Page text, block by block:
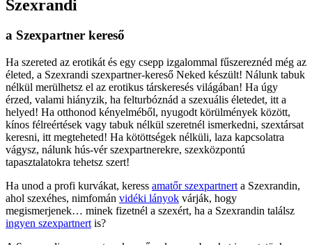
Szexrandi
a Szexpartner kereső
Ha szereted az erotikát és egy csepp izgalommal fűszereznéd még az
életed, a Szexrandi szexpartner-kereső Neked készült! Nálunk tabuk
nélkül merülhetsz el az erotikus társkeresés világában! Ha úgy
érzed, valami hiányzik, ha felturbóznád a szexuális életedet, itt a
helyed! Ha otthonod kényelméből, nyugodt körülmények között,
kínos félreértések vagy tabuk nélkül szeretnél ismerkedni, szextársat
keresni, itt megteheted! Ha kötöttségek nélküli, laza kapcsolatra
vágysz, nálunk hús-vér szexpartnerekre, szexközpontú
tapasztalatokra tehetsz szert!
Ha unod a profi kurvákat, keress amatőr szexpartnert a Szexrandin,
ahol szexéhes, nimfomán vidéki lányok várják, hogy
megismerjenek… minek fizetnél a szexért, ha a Szexrandin találsz
ingyen szexpartnert is?